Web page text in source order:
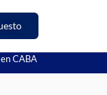
CABA